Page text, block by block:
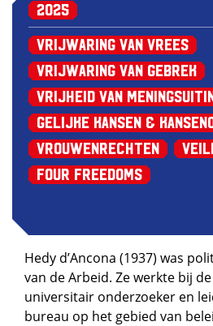
2025
Vrijwaring van Vrees
Vrijwaring van Gebrek
Vrijheid van
Gelijke kansen &
Vrouwenrechten
Four Freedoms
Hedy d’Ancona (1937) was
van de Arbeid. Ze werkte bij de
universitair onderzoeker en
bureau op het gebied van